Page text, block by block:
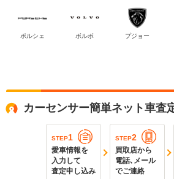
ポルシェ ボルボ プジョー
カーセンサー簡単ネット車査
STEP1
愛車情報を
入力して
査定申し込み
STEP2
買取店から
電話､メール
でご連絡